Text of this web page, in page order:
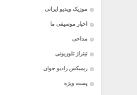
موزیک ویدیو ایرانی
اخبار موسیقی ما
مداحی
تیتراژ تلوزیونی
ریمیکس رادیو جوان
پست ویژه